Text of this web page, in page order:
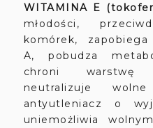
WITAMINA E
młodości,
komórek,
A, pobudza
chroni warstwę
neutralizuje
antyutleniacz o
uniemożliwia